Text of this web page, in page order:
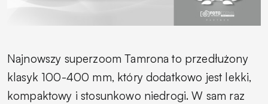
Najnowszy superzoom Tamrona to przedłużony
klasyk 100-400 mm, który dodatkowo jest lekki,
kompaktowy i stosunkowo niedrogi. W sam raz